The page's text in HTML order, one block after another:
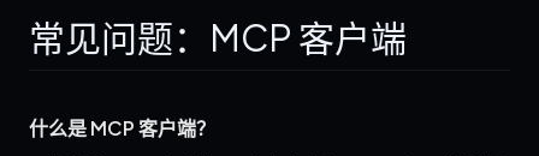
常见问题：MCP 客户端
什么是 MCP 客户端？